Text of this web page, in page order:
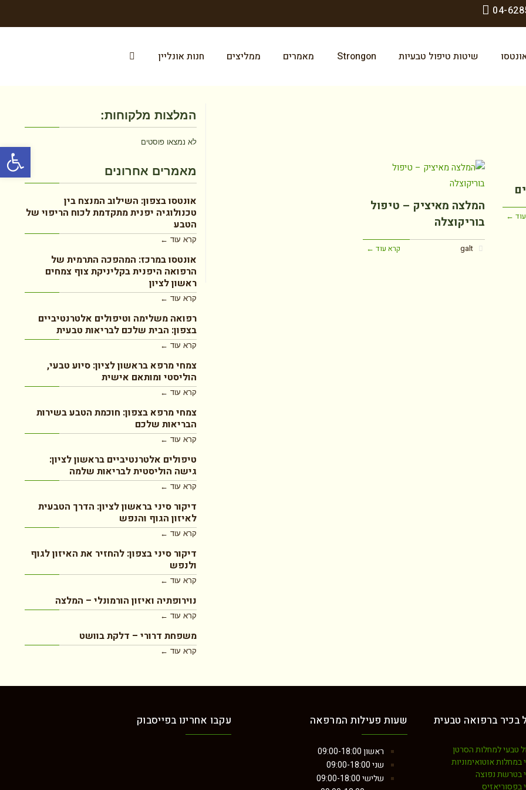
פתח
04-
שיטות טיפול טבעיות Strongon מאמרים ממליצים חנות אונליין
←
המלצה מאיציק – טיפול
בוריקוצלה
galt קרא עוד ←
המלצות מלקוחות:
לא נמצאו פוסטים
מאמרים אחרונים
אונטסו בצפון: השילוב המנצח בין
טכנולוגיה יפנית מתקדמת לכוח הריפוי של
הטבע
קרא עוד ←
אונטסו במרכז: המהפכה התרמית של
הרפואה היפנית בקליניקת צוף צמחים
ראשון לציון
קרא עוד ←
רפואה משלימה וטיפולים אלטרנטיביים
בצפון: הבית שלכם לבריאות טבעית
קרא עוד ←
צמחי מרפא בראשון לציון: סיוע טבעי,
הוליסטי ומותאם אישית
קרא עוד ←
צמחי מרפא בצפון: חוכמת הטבע בשירות
הבריאות שלכם
קרא עוד ←
טיפולים אלטרנטיביים בראשון לציון:
גישה הוליסטית לבריאות שלמה
קרא עוד ←
דיקור סיני בראשון לציון: הדרך הטבעית
לאיזון הגוף והנפש
קרא עוד ←
דיקור סיני בצפון: להחזיר את האיזון לגוף
ולנפש
קרא עוד ←
נוירופתיה ואיזון הורמונלי – המלצה
קרא עוד ←
משפחת דרורי – דלקת בוושט
קרא עוד ←
בכיר ברפואה טבעית
טבעי למחלות הסרטן
במחלות אוטואימוניות
בטרשת נפוצה
בפסוריאזיס
שעות פעילות המרפאה
ראשון09:00-18:00
שני09:00-18:00
שלישי09:00-18:00
עקבו אחרינו בפייסבוק